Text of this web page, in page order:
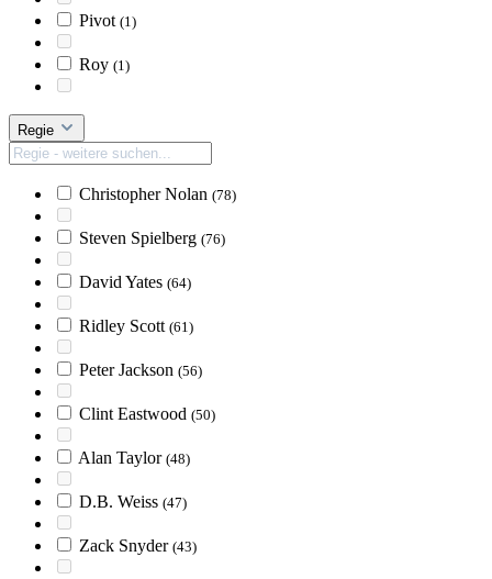
Pivot (1)
Roy (1)
Regie
Christopher Nolan (78)
Steven Spielberg (76)
David Yates (64)
Ridley Scott (61)
Peter Jackson (56)
Clint Eastwood (50)
Alan Taylor (48)
D.B. Weiss (47)
Zack Snyder (43)